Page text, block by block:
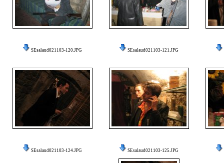
SEsalaud021103-120.JPG SEsalaud021103-121.JPG
SEsalaud021103-124.JPG SEsalaud021103-125.JPG